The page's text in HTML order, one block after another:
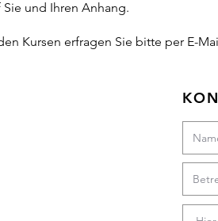
und Ihren Anhang.
Kursen erfragen Sie bitte per E-